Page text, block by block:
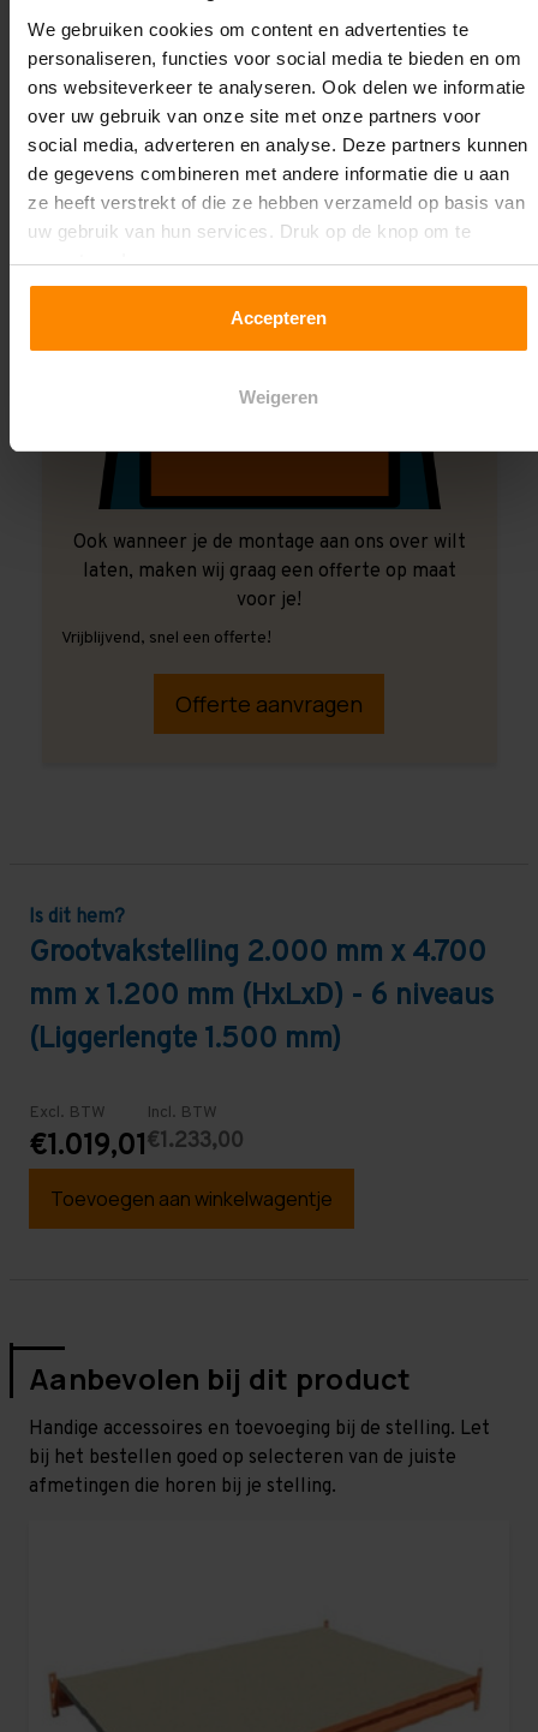
We gebruiken cookies om content en advertenties te
personaliseren, functies voor social media te bieden en om
ons websiteverkeer te analyseren. Ook delen we informatie
over uw gebruik van onze site met onze partners voor
social media, adverteren en analyse. Deze partners kunnen
de gegevens combineren met andere informatie die u aan
ze heeft verstrekt of die ze hebben verzameld op basis van
uw gebruik van hun services. Druk op de knop om te
accepteren!
Accepteren
Weigeren
Montage uitbesteden?
Laat ons het doen!
Ook wanneer je de montage aan ons over wilt
laten, maken wij graag een offerte op maat
voor je!
Vrijblijvend, snel een offerte!
Offerte aanvragen
Is dit hem?
Grootvakstelling 2.000 mm x 4.700
mm x 1.200 mm (HxLxD) - 6 niveaus
(Liggerlengte 1.500 mm)
Excl. BTW
€1.019,01
Incl. BTW
€1.233,00
Toevoegen aan winkelwagentje
Aanbevolen bij dit product
Handige accessoires en toevoeging bij de stelling. Let
bij het bestellen goed op selecteren van de juiste
afmetingen die horen bij je stelling.